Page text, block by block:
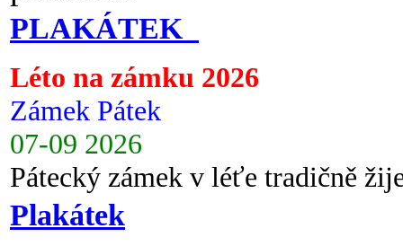
PLAKÁTEK
Léto na zámku 2026
Zámek Pátek
07-09 2026
Pátecký zámek v léťe tradičně
Plakátek